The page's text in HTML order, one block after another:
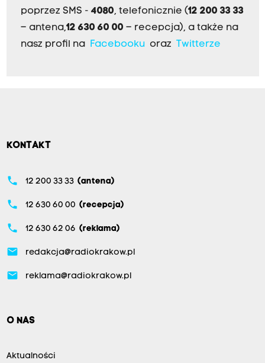
poprzez SMS - 4080, telefonicznie (12 200 33 33
– antena,12 630 60 00 – recepcja), a także na
nasz profil na
Facebookuoraz Twitterze
KONTAKT
phone 12 200 33 33 (antena)
phone 12 630 60 00 (recepcja)
phone 12 630 62 06 (reklama)
email redakcja@radiokrakow.pl
email reklama@radiokrakow.pl
O NAS
Aktualności